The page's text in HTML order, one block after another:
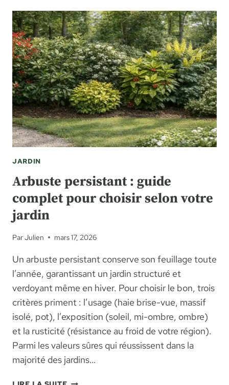
:
LE
GUIDE
COMPLET
POUR
RÉUSSIR
EN
4
SEMAINES
JARDIN
Arbuste persistant : guide
complet pour choisir selon votre
jardin
ParJulien mars 17, 2026
Un arbuste persistant conserve son feuillage toute
l’année, garantissant un jardin structuré et
verdoyant même en hiver. Pour choisir le bon, trois
critères priment : l’usage (haie brise-vue, massif
isolé, pot), l’exposition (soleil, mi-ombre, ombre)
et la rusticité (résistance au froid de votre région).
Parmi les valeurs sûres qui réussissent dans la
majorité des jardins…
ARBUSTE